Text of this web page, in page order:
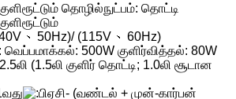
தொழில்நுட்பம்: தொட்டி
、50Hz)/ (115V 、60Hz)
500W குளிர்வித்தல்: 80W
(1.5லி குளிர் தொட்டி; 1.0லி சூடான
ஏசி- (வண்டல் + முன்-கார்பன்